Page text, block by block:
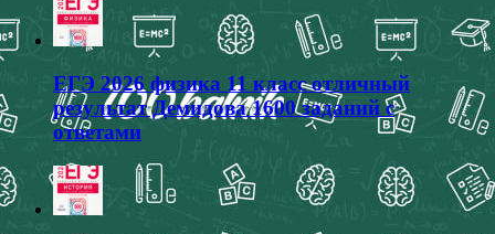
ЕГЭ 2026 физика 11 класс отличный
результат Демидова 1600 заданий с
ответами